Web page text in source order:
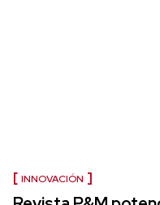
INNOVACIÓN